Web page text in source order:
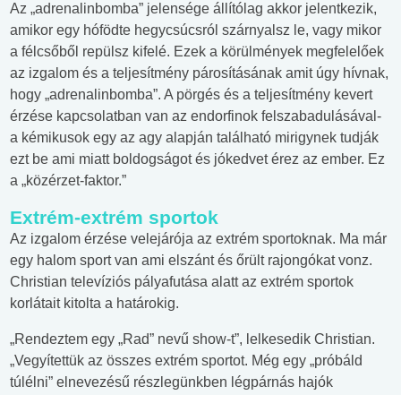
Az „adrenalinbomba” jelensége állítólag akkor jelentkezik,
amikor egy hófödte hegycsúcsról szárnyalsz le, vagy mikor
a félcsőből repülsz kifelé. Ezek a körülmények megfelelőek
az izgalom és a teljesítmény párosításának amit úgy hívnak,
hogy „adrenalinbomba”. A pörgés és a teljesítmény kevert
érzése kapcsolatban van az endorfinok felszabadulásával-
a kémikusok egy az agy alapján található mirigynek tudják
ezt be ami miatt boldogságot és jókedvet érez az ember. Ez
a „közérzet-faktor.”
Extrém-extrém sportok
Az izgalom érzése velejárója az extrém sportoknak. Ma már
egy halom sport van ami elszánt és őrült rajongókat vonz.
Christian televíziós pályafutása alatt az extrém sportok
korlátait kitolta a határokig.
„Rendeztem egy „Rad” nevű show-t”, lelkesedik Christian.
„Vegyítettük az összes extrém sportot. Még egy „próbáld
túlélni” elnevezésű részlegünkben légpárnás hajók